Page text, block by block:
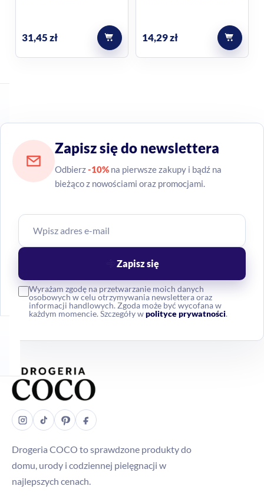
31,45zł 14,29zł
Zapisz się do newslettera
Odbierz-10% na pierwsze zakupy i bądź na
bieżąco z nowościami oraz promocjami.
Wyrażam zgodę na przetwarzanie moich danych
osobowych w celu otrzymywania newslettera oraz
informacji handlowych. Zgoda może być wycofana w
każdym momencie. Szczegóły wpolityce prywatności.
Zapisz się
Drogeria COCO to sprawdzone produkty do
domu, urody i codziennej pielęgnacji w
najlepszych cenach.